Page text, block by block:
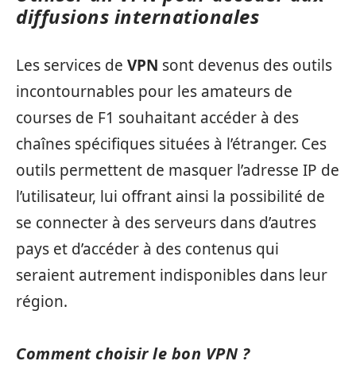
diffusions internationales
Les services de VPN sont devenus des outils
incontournables pour les amateurs de
courses de F1 souhaitant accéder à des
chaînes spécifiques situées à l’étranger. Ces
outils permettent de masquer l’adresse IP de
l’utilisateur, lui offrant ainsi la possibilité de
se connecter à des serveurs dans d’autres
pays et d’accéder à des contenus qui
seraient autrement indisponibles dans leur
région.
Comment choisir le bon VPN ?